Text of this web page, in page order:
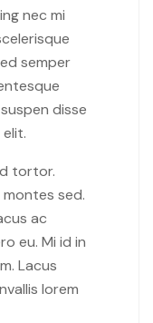
nec mi
semper
disse
tortor.
sed.
ac
eu. Mi id in
Lacus
lorem